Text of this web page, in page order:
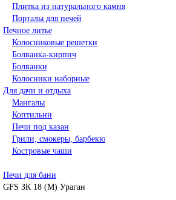
Плитка из натурального камня
Порталы для печей
Печное литье
Колосниковые решетки
Болванка-кирпич
Болванки
Колосники наборные
Для дачи и отдыха
Мангалы
Коптильни
Печи под казан
Грили, смокеры, барбекю
Костровые чаши
Печи для бани
GFS ЗК 18 (М) Ураган